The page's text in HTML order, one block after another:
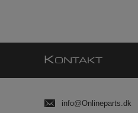
KONTAKT
info@Onlineparts.dk